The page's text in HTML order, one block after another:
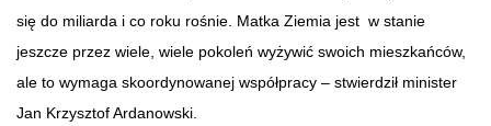
się do miliarda i co roku rośnie. Matka Ziemia jest w stanie
jeszcze przez wiele, wiele pokoleń wyżywić swoich mieszkańców,
ale to wymaga skoordynowanej współpracy – stwierdził minister
Jan Krzysztof Ardanowski.